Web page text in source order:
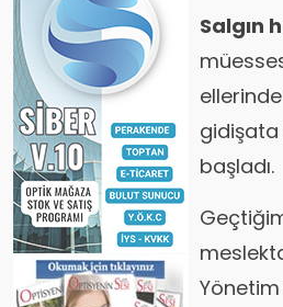
Salgın
gidişata
başladı.